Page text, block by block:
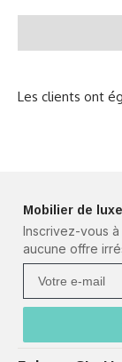
Mobilier de
Inscrivez-vous à
aucune offre